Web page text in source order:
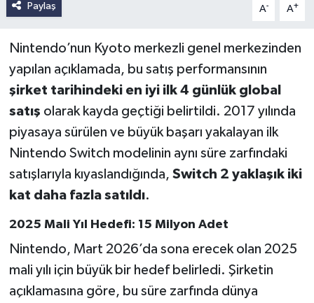
Paylaş A- A+
Nintendo’nun Kyoto merkezli genel merkezinden
yapılan açıklamada, bu satış performansının
şirket tarihindeki en iyi ilk 4 günlük global
satış olarak kayda geçtiği belirtildi. 2017 yılında
piyasaya sürülen ve büyük başarı yakalayan ilk
Nintendo Switch modelinin aynı süre zarfındaki
satışlarıyla kıyaslandığında, Switch 2 yaklaşık iki
kat daha fazla satıldı.
2025 Mali Yıl Hedefi: 15 Milyon Adet
Nintendo, Mart 2026’da sona erecek olan 2025
mali yılı için büyük bir hedef belirledi. Şirketin
açıklamasına göre, bu süre zarfında dünya